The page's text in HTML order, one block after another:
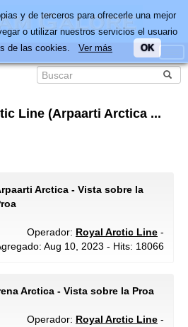
Line (Arpaarti Arctica ...
Arctica - Vista sobre la
Operador: Royal Arctic Line -
Aug 10, 2023 - Hits: 18066
Arctica - Vista sobre la Proa
Operador: Royal Arctic Line -
y de terceros para ofrecerle una mejor
o utilizar nuestros servicios el usuario
de las cookies. Ver más OK